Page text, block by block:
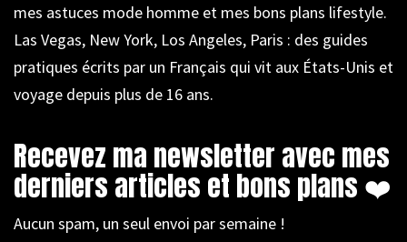
mes astuces mode homme et mes bons plans lifestyle.
Las Vegas, New York, Los Angeles, Paris : des guides
pratiques écrits par un Français qui vit aux États-Unis et
voyage depuis plus de 16 ans.
Recevez ma newsletter avec mes
derniers articles et bons plans ❤️
Aucun spam, un seul envoi par semaine !